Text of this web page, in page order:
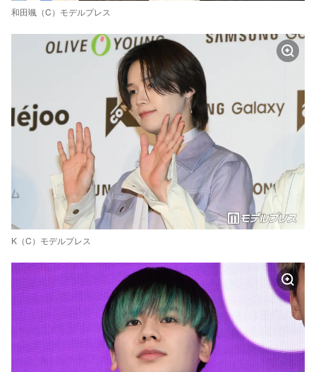
和田颯（C）モデルプレス
K（C）モデルプレス